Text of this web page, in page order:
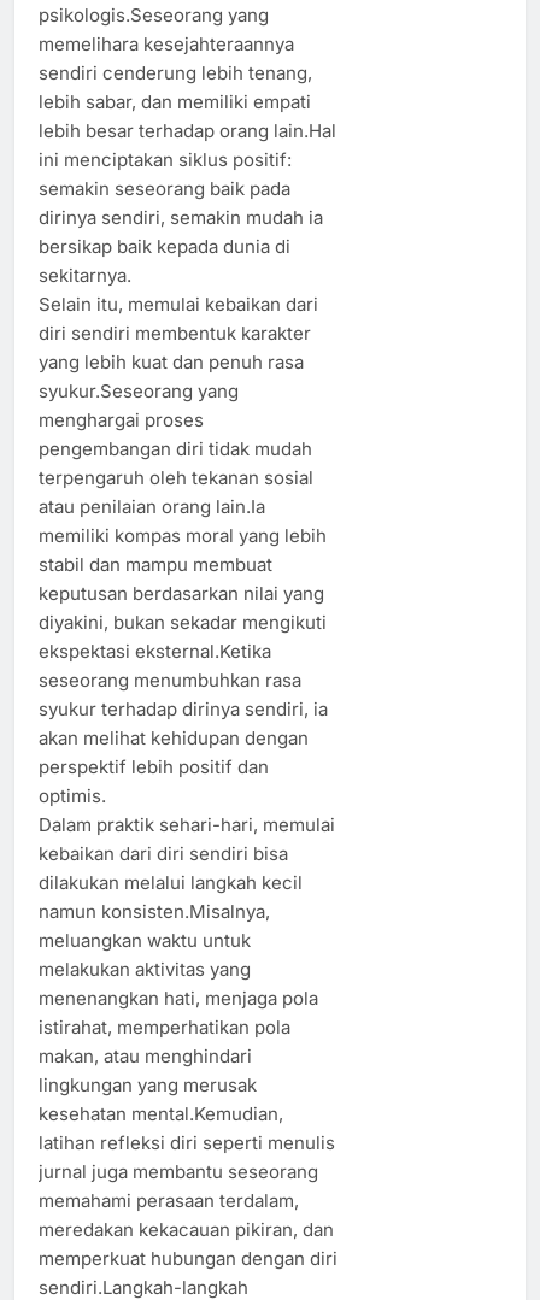
psikologis.Seseorang yang
memelihara kesejahteraannya
sendiri cenderung lebih tenang,
lebih sabar, dan memiliki empati
lebih besar terhadap orang lain.Hal
ini menciptakan siklus positif:
semakin seseorang baik pada
dirinya sendiri, semakin mudah ia
bersikap baik kepada dunia di
sekitarnya.
Selain itu, memulai kebaikan dari
diri sendiri membentuk karakter
yang lebih kuat dan penuh rasa
syukur.Seseorang yang
menghargai proses
pengembangan diri tidak mudah
terpengaruh oleh tekanan sosial
atau penilaian orang lain.Ia
memiliki kompas moral yang lebih
stabil dan mampu membuat
keputusan berdasarkan nilai yang
diyakini, bukan sekadar mengikuti
ekspektasi eksternal.Ketika
seseorang menumbuhkan rasa
syukur terhadap dirinya sendiri, ia
akan melihat kehidupan dengan
perspektif lebih positif dan
optimis.
Dalam praktik sehari-hari, memulai
kebaikan dari diri sendiri bisa
dilakukan melalui langkah kecil
namun konsisten.Misalnya,
meluangkan waktu untuk
melakukan aktivitas yang
menenangkan hati, menjaga pola
istirahat, memperhatikan pola
makan, atau menghindari
lingkungan yang merusak
kesehatan mental.Kemudian,
latihan refleksi diri seperti menulis
jurnal juga membantu seseorang
memahami perasaan terdalam,
meredakan kekacauan pikiran, dan
memperkuat hubungan dengan diri
sendiri.Langkah-langkah